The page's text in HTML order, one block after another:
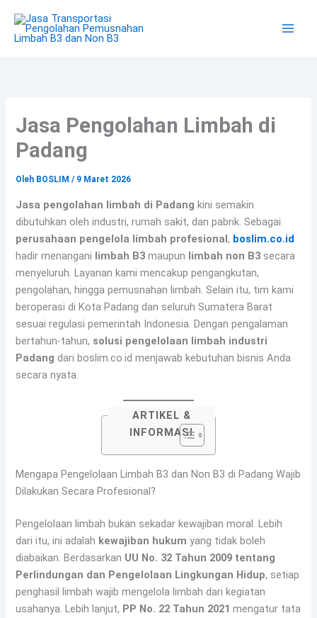
konten
Jasa Pengolahan Limbah di
Padang
Oleh BOSLIM/ 9 Maret 2026
Jasa pengolahan limbah di Padang kini semakin
dibutuhkan oleh industri, rumah sakit, dan pabrik. Sebagai
perusahaan pengelola limbah profesional, boslim.co.id
hadir menangani limbah B3 maupun limbah non B3 secara
menyeluruh. Layanan kami mencakup pengangkutan,
pengolahan, hingga pemusnahan limbah. Selain itu, tim kami
beroperasi di Kota Padang dan seluruh Sumatera Barat
sesuai regulasi pemerintah Indonesia. Dengan pengalaman
bertahun-tahun, solusi pengelolaan limbah industri
Padang dari boslim.co.id menjawab kebutuhan bisnis Anda
secara nyata.
ARTIKEL &
INFORMASI
Daftar Isi
Mengapa Pengelolaan Limbah B3 dan Non B3 di Padang Wajib
Dilakukan Secara Profesional?
Pengelolaan limbah bukan sekadar kewajiban moral. Lebih
dari itu, ini adalah kewajiban hukum yang tidak boleh
diabaikan. Berdasarkan UU No. 32 Tahun 2009 tentang
Perlindungan dan Pengelolaan Lingkungan Hidup, setiap
penghasil limbah wajib mengelola limbah dari kegiatan
usahanya. Lebih lanjut, PP No. 22 Tahun 2021 mengatur tata